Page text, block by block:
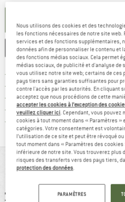
ENREGISTRER
Livraison gratuite dès 69 € (FR)
Droit de retour de 100 jours
> 4 000 000 clients satisfaits
Tous les articles disponibles
Protection des acheteurs de
VUE
Nous utilisons des cookies et des
les fonctions nécessaires de notre site web.
services et des fonctions supplémentaires,
données afin de personnaliser le contenu et
des fonctions médias sociaux. Cela permet
médias sociaux, de publicité et d'analyse de
vous utilisez notre site web; certains de ces
pays tiers sans garanties suffisantes pour
contre l'accès par les autorités. En cliquant
acceptez que nous procédions de cette
accepter les cookies à l’exception des
veuillez cliquer ici. Cependant, vous
cookies à tout moment dans « Paramètres
catégories. Votre consentement est
l’utilisation de ce site et peut être révoqué
tout moment dans « Paramètres des
inférieure de notre site. Vous trouverez plus
risques des transferts vers des pays tiers,
protection des données.
PARAMÈTRES